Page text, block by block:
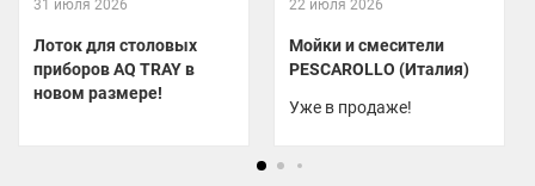
31 июля 2026
Лоток для столовых
приборов AQ TRAY в
новом размере!
22 июля 2026
Мойки и смесители
PESCAROLLO (Италия)
Уже в продаже!